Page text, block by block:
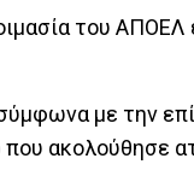
του
με την
ακολούθησε